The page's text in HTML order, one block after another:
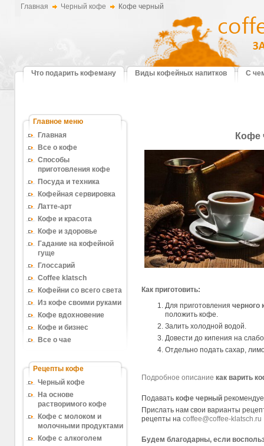
Главная Черный кофе Кофе черный
Что подарить кофеману Виды кофейных напитков С
Главное меню
Главная
Все о кофе
Способы
приготовления кофе
Посуда и техника
Кофейная сервировка
Латте-арт
Кофе и красота
Кофе и здоровье
Гадание на кофейной
гуще
Глоссарий
Coffee klatsch
Кофейни со всего света
Из кофе своими руками
Кофе вдохновение
Кофе и бизнес
Все о чае
Рецепты кофе
Черный кофе
На основе
растворимого кофе
Кофе с молоком и
молочными продуктами
Кофе с алкоголем
Кофе
Как приготовить:
Для приготовления черного
положить кофе.
Залить холодной водой.
Довести до кипения на
Отдельно подать сахар,
Подробное описание как варить
Подавать кофе черный
Прислать нам свои варианты
рецепты на coffee@coffee-klatsch.ru
Будем благодарны, если